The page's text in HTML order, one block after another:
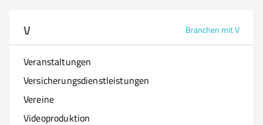
V Branchen mit V
Veranstaltungen
Versicherungsdienstleistungen
Vereine
Videoproduktion